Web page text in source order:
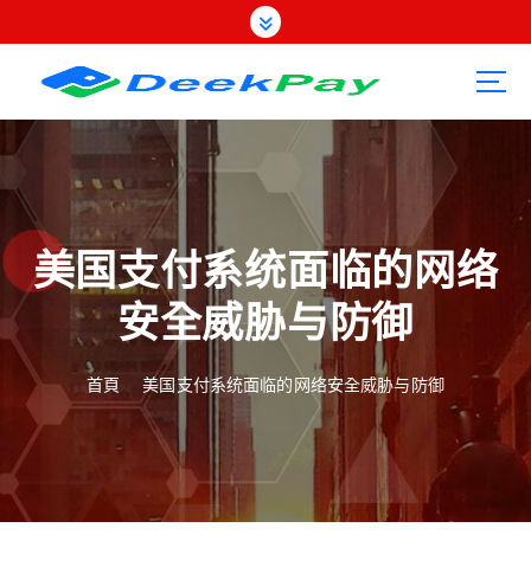
至
美国支付系统面临的网络
安全威胁与防御
首頁 美国支付系统面临的网络安全威胁与防御